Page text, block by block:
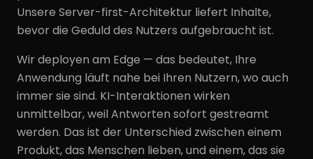
Unsere Server-first-Architektur liefert Inhalte,
bevor die Geduld des Nutzers aufgebraucht ist.
Wir deployen am Edge — das bedeutet, Ihre
Anwendung läuft nahe bei Ihren Nutzern, wo auch
immer sie sind. KI-Interaktionen wirken
unmittelbar, weil Antworten sofort gestreamt
werden. Das ist der Unterschied zwischen einem
Produkt, das Menschen lieben, und einem, das sie